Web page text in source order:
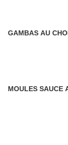
GAMBAS AU
MOULES SAUCE